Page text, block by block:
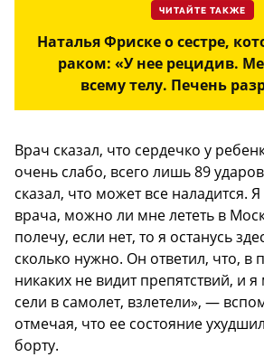
ЧИТАЙТЕ ТАКЖЕ
Наталья Фриске о сестре,
раком: «У нее рецидив.
всему телу. Печень
Врач сказал, что сердечко у
очень слабо, всего лишь 89
сказал, что может все наладится.
врача, можно ли мне лететь в
полечу, если нет, то я останусь
сколько нужно. Он ответил, что, в
никаких не видит препятствий, и
сели в самолет, взлетели», —
отмечая, что ее состояние
борту.